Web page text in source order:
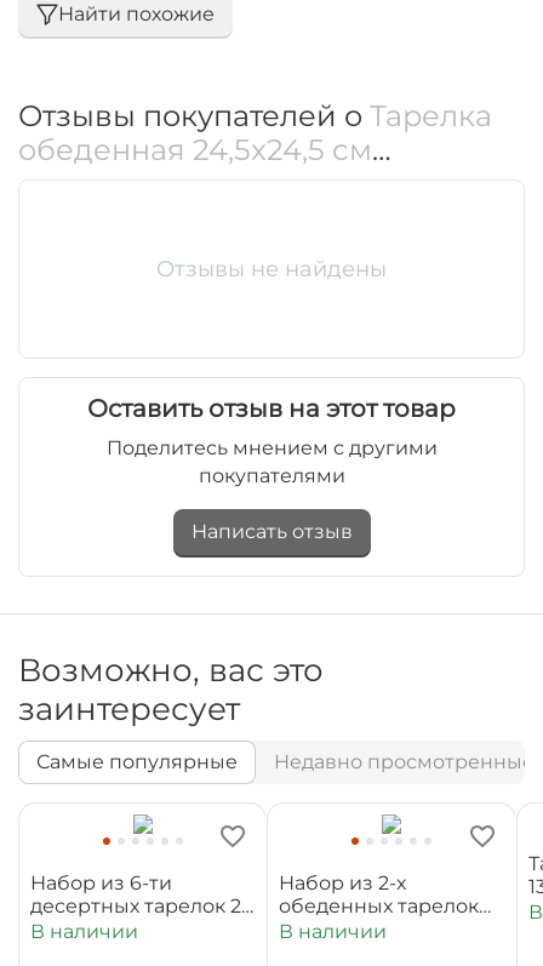
Найти похожие
Отзывы покупателей о Тарелка
обеденная 24,5x24,5 см
WL‑991002/A
Отзывы не найдены
Оставить отзыв на этот товар
Поделитесь мнением с другими
покупателями
Написать отзыв
Возможно, вас это
заинтересует
Самые популярные Недавно просмотренные
Набор из 6-ти
десертных тарелок 20
см WL‑880100‑JV/6C
В наличии
Набор из 2-х
обеденных тарелок
25,5 см
В наличии